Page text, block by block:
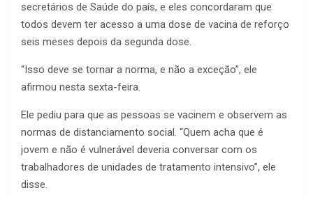
secretários de Saúde do país, e eles concordaram que
todos devem ter acesso a uma dose de vacina de reforço
seis meses depois da segunda dose.
“Isso deve se tornar a norma, e não a exceção”, ele
afirmou nesta sexta-feira.
Ele pediu para que as pessoas se vacinem e observem as
normas de distanciamento social. “Quem acha que é
jovem e não é vulnerável deveria conversar com os
trabalhadores de unidades de tratamento intensivo”, ele
disse.